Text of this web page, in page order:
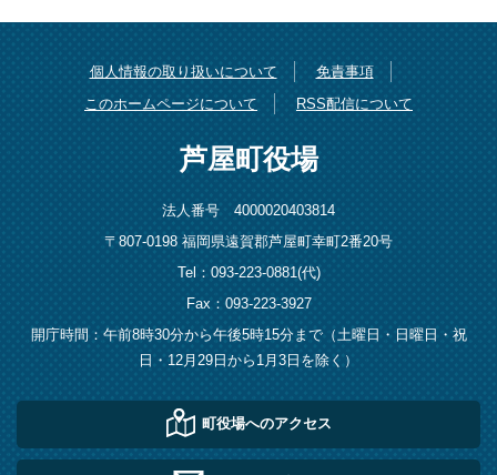
個人情報の取り扱いについて
免責事項
このホームページについて
RSS配信について
芦屋町役場
法人番号 4000020403814
〒807-0198 福岡県遠賀郡芦屋町幸町2番20号
Tel：093-223-0881(代)
Fax：093-223-3927
開庁時間：午前8時30分から午後5時15分まで（土曜日・日曜日・祝
日・12月29日から1月3日を除く）
町役場へのアクセス